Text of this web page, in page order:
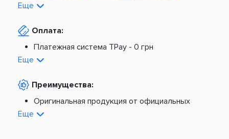
Из Европы от
Платная доставка по Украине:
По тарифам Укрпочты
Платная доставка из Европы:
Новая почта -
Еще
Оплата:
Платежная система TPay - 0 грн
На расчетный счет -
Еще
Преимущества:
Оригинальная продукция от официальных
поставщиков
Еще